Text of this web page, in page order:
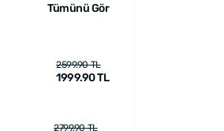
Tümünü Gör
2599.90 TL
1999.90 TL
2799.90 TL